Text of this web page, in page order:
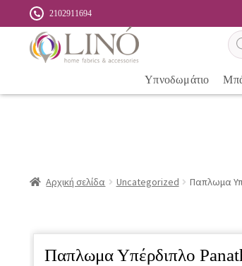
2102911694
Υπνοδωμάτιο
Αρχική σελίδα Uncategorized Παπλωμα
Παπλωμα Υπέρδιπλο